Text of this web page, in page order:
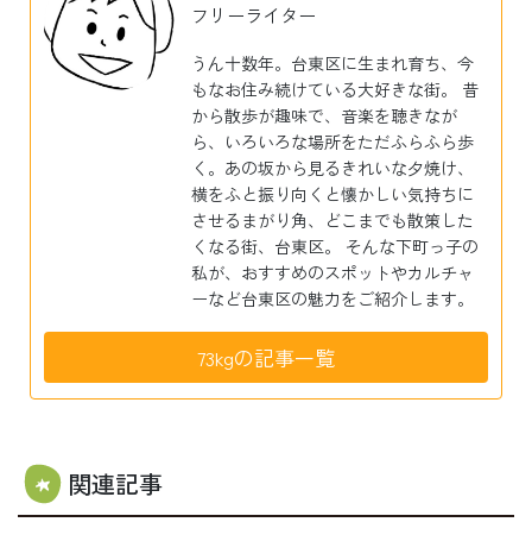
フリーライター
うん十数年。台東区に生まれ育ち、今
もなお住み続けている大好きな街。 昔
から散歩が趣味で、音楽を聴きなが
ら、いろいろな場所をただふらふら歩
く。あの坂から見るきれいな夕焼け、
横をふと振り向くと懐かしい気持ちに
させるまがり角、どこまでも散策した
くなる街、台東区。 そんな下町っ子の
私が、おすすめのスポットやカルチャ
ーなど台東区の魅力をご紹介します。
73kgの記事一覧
関連記事